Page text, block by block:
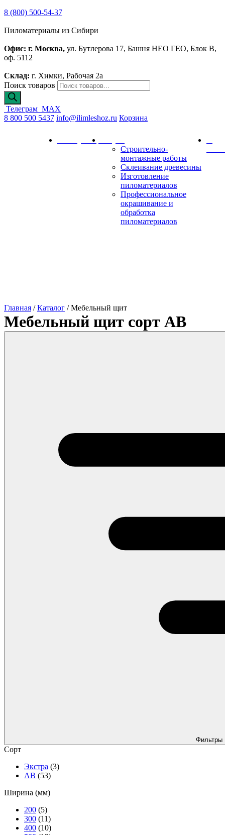
8 (800) 500-54-37
Пиломатериалы из Сибири
Офис: г. Москва, ул. Бутлерова 17, Башня НЕО ГЕО, Блок В,
оф. 5112
Склад: г. Химки, Рабочая 2а
Поиск товаров
Телеграм MAX
8 800 500 5437 info@ilimleshoz.ru Корзина
Калькулятор
Строительно-
монтажные работы
Склеивание древесины
Изготовление
пиломатериалов
Профессиональное
окрашивание и
обработка
пиломатериалов
Главная /Каталог /Мебельный щит
Мебельный щит сорт АВ
Фильтры
Сорт
Экстра (3)
АВ (53)
Ширина (мм)
200 (5)
300 (11)
400 (10)